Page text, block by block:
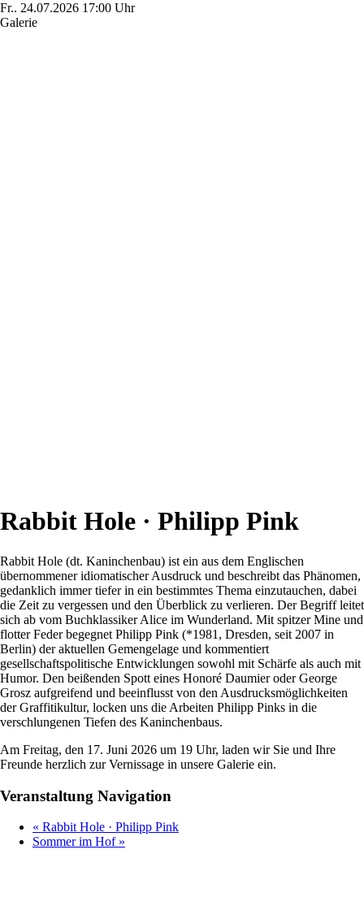
Fr.. 24.07.2026 17:00 Uhr
Galerie
Rabbit Hole · Philipp Pink
Rabbit Hole (dt. Kaninchenbau) ist ein aus dem Englischen
übernommener idiomatischer Ausdruck und beschreibt das Phänomen,
gedanklich immer tiefer in ein bestimmtes Thema einzutauchen, dabei
die Zeit zu vergessen und den Überblick zu verlieren. Der Begriff leitet
sich ab vom Buchklassiker Alice im Wunderland. Mit spitzer Mine und
flotter Feder begegnet Philipp Pink (*1981, Dresden, seit 2007 in
Berlin) der aktuellen Gemengelage und kommentiert
gesellschaftspolitische Entwicklungen sowohl mit Schärfe als auch mit
Humor. Den beißenden Spott eines Honoré Daumier oder George
Grosz aufgreifend und beeinflusst von den Ausdrucksmöglichkeiten
der Graffitikultur, locken uns die Arbeiten Philipp Pinks in die
verschlungenen Tiefen des Kaninchenbaus.
Am Freitag, den 17. Juni 2026 um 19 Uhr, laden wir Sie und Ihre
Freunde herzlich zur Vernissage in unsere Galerie ein.
Veranstaltung Navigation
« Rabbit Hole · Philipp Pink
Sommer im Hof »